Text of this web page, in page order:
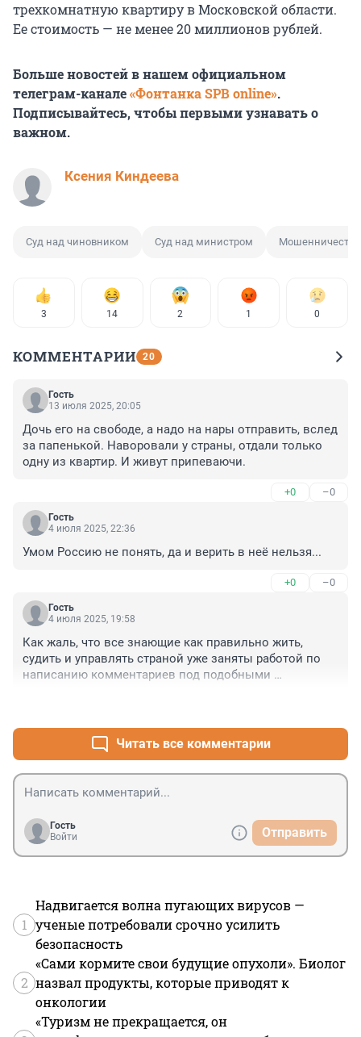
трехкомнатную квартиру в Московской области.
Ее стоимость — не менее 20 миллионов рублей.
Больше новостей в нашем официальном
телеграм-канале«Фонтанка SPB online».
Подписывайтесь, чтобы первыми узнавать о
важном.
Ксения Киндеева
Суд над чиновником Суд над министром Мошенничество
3 14 2 1 0
КОММЕНТАРИИ 20
Гость
13 июля 2025, 20:05
Дочь его на свободе, а надо на нары отправить, вслед
за папенькой. Наворовали у страны, отдали только
одну из квартир. И живут припеваючи.
+0 –0
Гость
4 июля 2025, 22:36
Умом Россию не понять, да и верить в неё нельзя...
+0 –0
Гость
4 июля 2025, 19:58
Как жаль, что все знающие как правильно жить,
судить и управлять страной уже заняты работой по
написанию комментариев под подобными
Читать все комментарии
Гость
Войти
Отправить
1
Надвигается волна пугающих вирусов —
ученые потребовали срочно усилить
безопасность
2
«Сами кормите свои будущие опухоли». Биолог
назвал продукты, которые приводят к
онкологии
«Туризм не прекращается, он